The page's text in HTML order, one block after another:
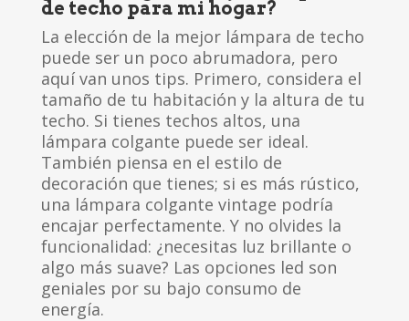
de techo para mi hogar?
La elección de la mejor lámpara de techo
puede ser un poco abrumadora, pero
aquí van unos tips. Primero, considera el
tamaño de tu habitación y la altura de tu
techo. Si tienes techos altos, una
lámpara colgante puede ser ideal.
También piensa en el estilo de
decoración que tienes; si es más rústico,
una lámpara colgante vintage podría
encajar perfectamente. Y no olvides la
funcionalidad: ¿necesitas luz brillante o
algo más suave? Las opciones led son
geniales por su bajo consumo de
energía.